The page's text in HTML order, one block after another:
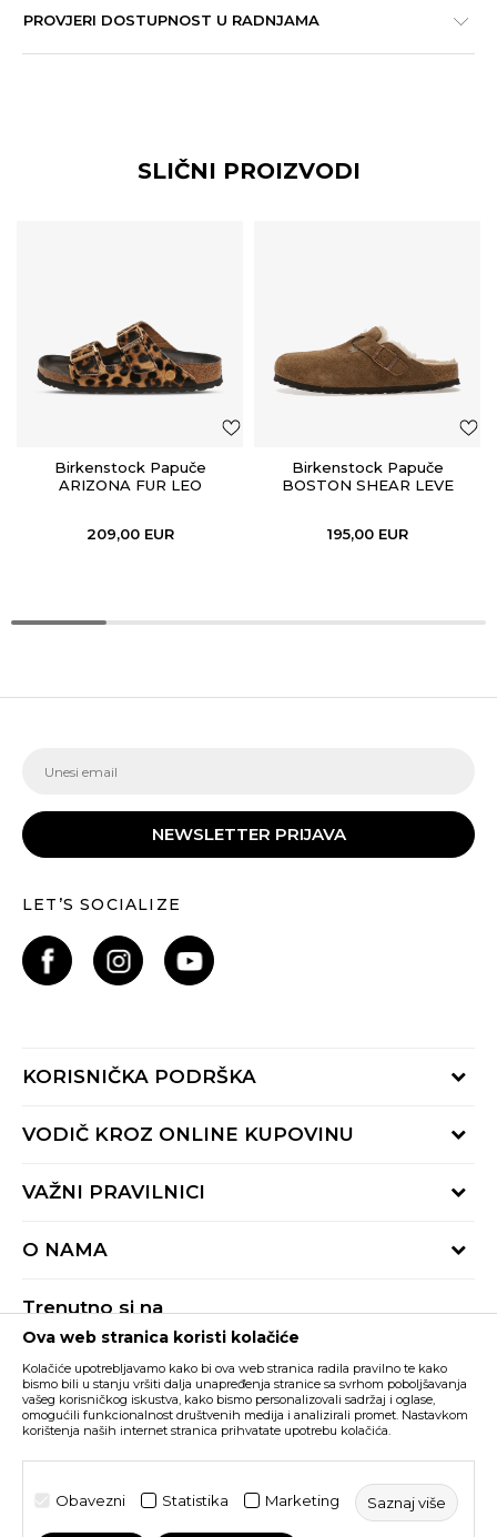
PROVJERI DOSTUPNOST U RADNJAMA
SLIČNI PROIZVODI
Birkenstock Papuče
ARIZONA FUR LEO
209,00 EUR
Birkenstock Papuče
BOSTON SHEAR LEVE
195,00 EUR
NEWSLETTER PRIJAVA
LET’S SOCIALIZE
KORISNIČKA PODRŠKA
Provjeri status porudžbine
Radno vrijeme 9-16h
VODIČ KROZ ONLINE KUPOVINU
Načini isporuke
Reklamacije
VAŽNI PRAVILNICI
Pravila Sport&Bonus programa
O NAMA
BUZZ Shopovi
Postani dio BUZZ tima
Trenutno si na
Buzz Crna Gora PROMIJENI
Nastojimo da budemo što precizniji u opisu proizvoda, prikazu slika i samih
cijena, ali ne možemo garantovati da su sve informacije kompletne i bez
grešaka. Svi artikli prikazani na sajtu su dio naše ponude i ne podrazumijeva da
su dostupni u svakom trenutku. Raspoloživost robe možete provjeriti pozivom
©2026www.buzzsneakers.me, IzradaNB SOFT. Sva prava
Ova web stranica koristi kolačiće
Kolačiće upotrebljavamo kako bi ova web stranica radila pravilno te kako
bismo bili u stanju vršiti dalja unapređenja stranice sa svrhom poboljšavanja
vašeg korisničkog iskustva, kako bismo personalizovali sadržaj i oglase,
omogućili funkcionalnost društvenih medija i analizirali promet. Nastavkom
korištenja naših internet stranica prihvatate upotrebu kolačića.
Obavezni Statistika Marketing Saznaj više